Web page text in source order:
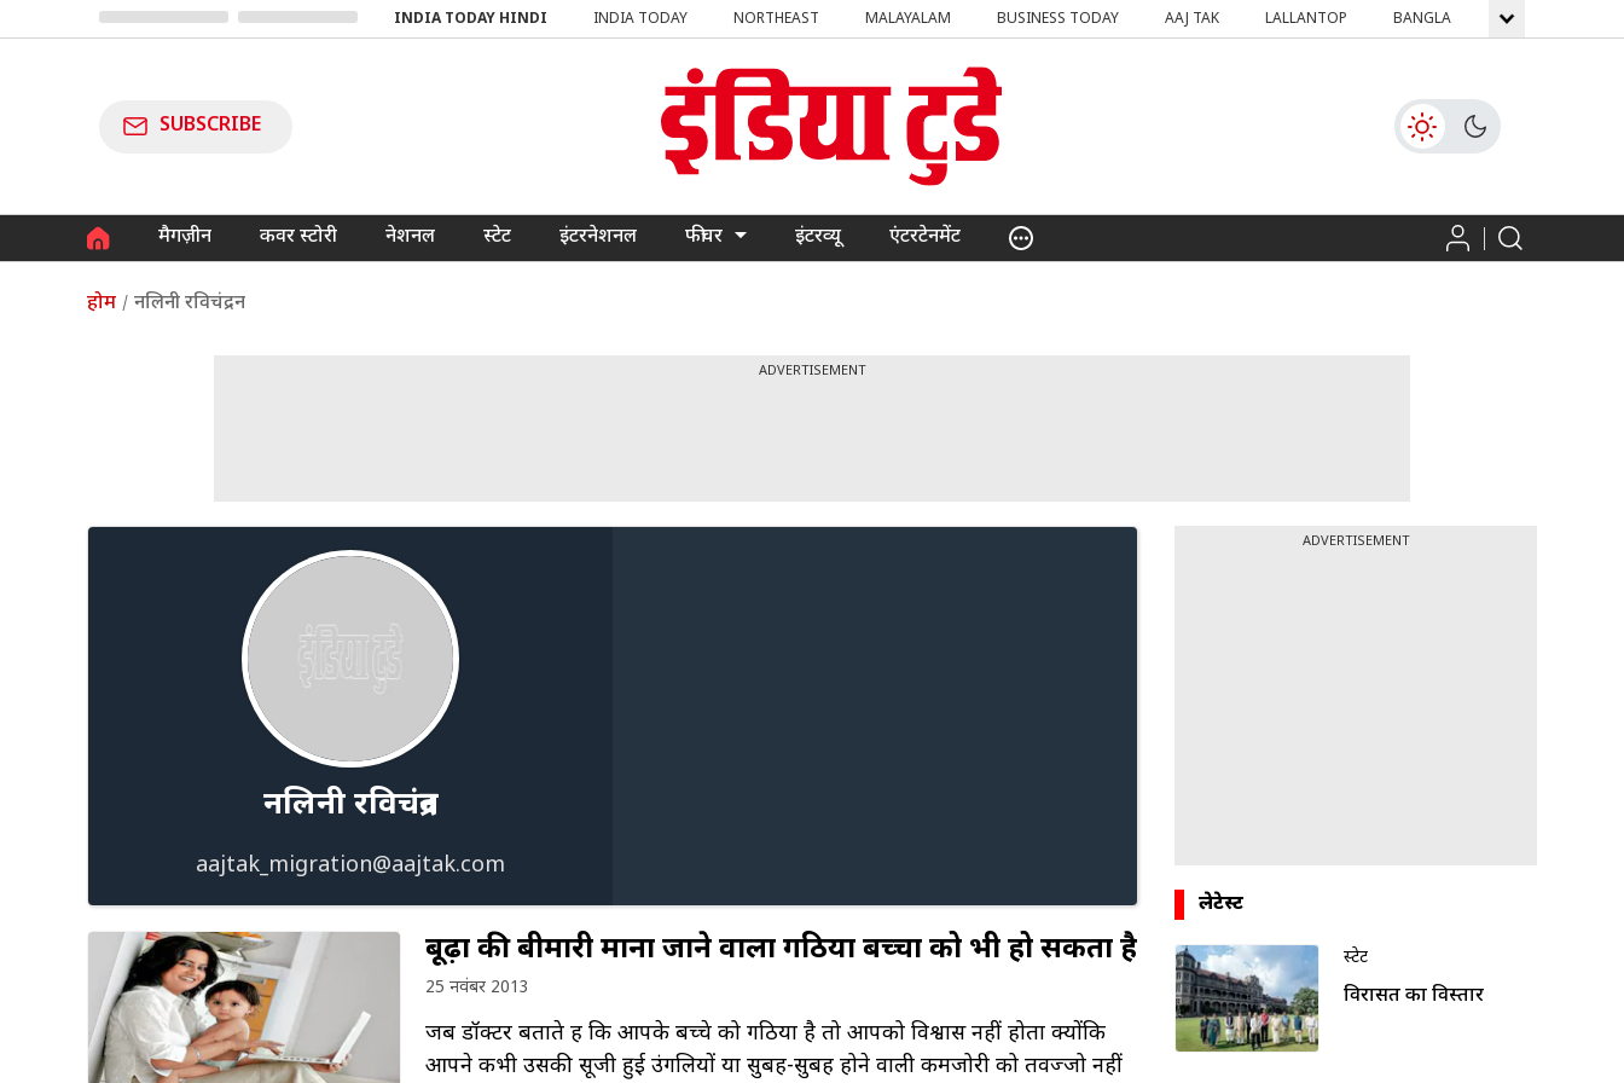
INDIA TODAY HINDI INDIA TODAY NORTHEAST MALAYALAM BUSINESS TODAY AAJ TAK LALLANTOP BANGLA GNTTV
SUBSCRIBE
मैगज़ीन कवर स्टोरी नेशनल स्टेट इंटरनेशनल फीचर इंटरव्यू एंटरटेनमेंट
होम नलिनी रविचंद्रन
ADVERTISEMENT
नलिनी रविचंद्रन
aajtak_migration@aajtak.com
बूढ़ों की बीमारी माना जाने वाला गठिया बच्चों को भी हो सकता है
25 नवंबर 2013
जब डॉक्टर बताते हैं कि आपके बच्चे को गठिया है तो आपको विश्वास नहीं होता क्योंकि
आपने कभी उसकी सूजी हुई उंगलियों या सुबह-सुबह होने वाली कमजोरी को तवज्जो नहीं
ADVERTISEMENT
लेटेस्ट
स्टेट
विरासत का विस्तार